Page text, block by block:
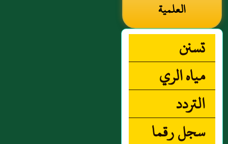
العلمية
تسنن
مياه الري
التردد
سجل رقما